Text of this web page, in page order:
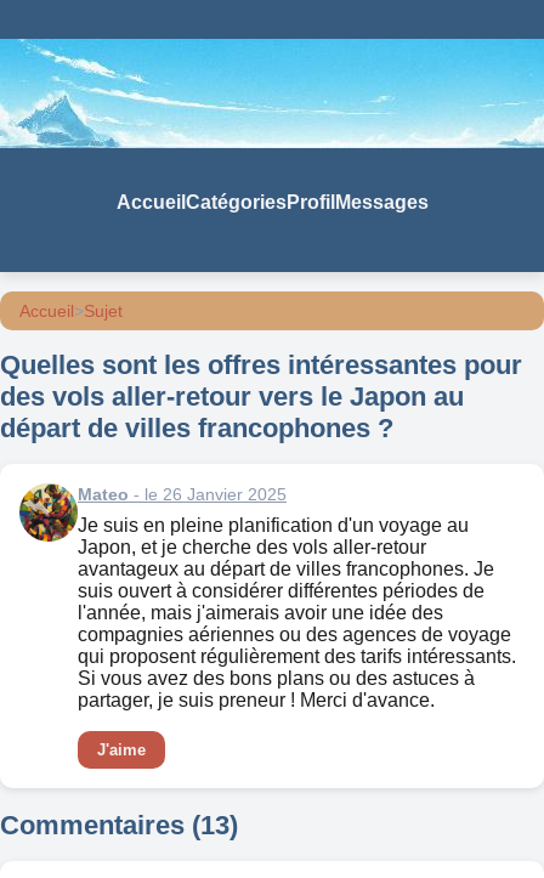
Accueil CatégoriesProfil Messages
Accueil>Sujet
Quelles sont les offres intéressantes pour
des vols aller-retour vers le Japon au
départ de villes francophones ?
Mateo - le 26 Janvier 2025
Je suis en pleine planification d'un voyage au
Japon, et je cherche des vols aller-retour
avantageux au départ de villes francophones. Je
suis ouvert à considérer différentes périodes de
l'année, mais j'aimerais avoir une idée des
compagnies aériennes ou des agences de voyage
qui proposent régulièrement des tarifs intéressants.
Si vous avez des bons plans ou des astuces à
partager, je suis preneur ! Merci d'avance.
J'aime
Commentaires (13)